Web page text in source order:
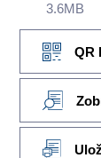
3.6MB
QR